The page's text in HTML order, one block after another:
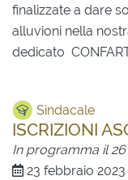
finalizzate a dare
alluvioni nella
dedicato
Sindacale
ISCRIZIONI
In programma il
23 febbraio 2023